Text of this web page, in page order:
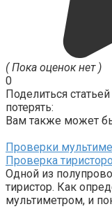
( Пока оценок нет )
0
Поделиться
потерять:
Вам также может
Проверки
Проверка
Одной из
тиристор. Как
мультиметром, и